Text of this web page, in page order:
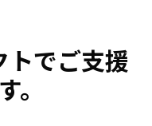
トでご支援
。